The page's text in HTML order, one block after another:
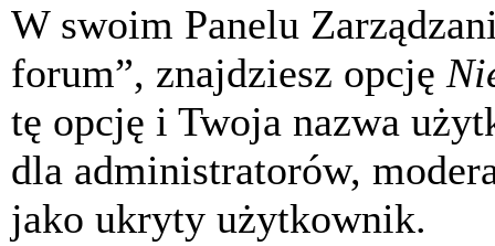
W swoim Panelu
forum”, znajdziesz opcję
tę opcję i Twoja nazwa
dla administratorów,
jako ukryty użytkownik.